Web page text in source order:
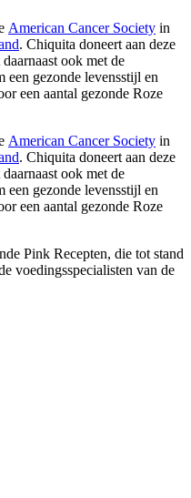
American Cancer Society in
. Chiquita doneert aan deze
ook met de
gezonde levensstijl en
een aantal gezonde Roze
American Cancer Society in
. Chiquita doneert aan deze
ook met de
gezonde levensstijl en
een aantal gezonde Roze
Pink Recepten, die tot stand
voedingsspecialisten van de